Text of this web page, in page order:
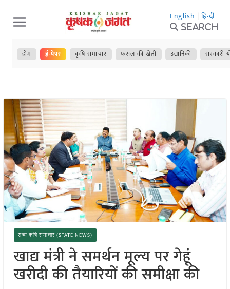
Skip
to
content
English | हिन्दी
Search
होम ई-पेपर कृषि समाचार फसल की खेती उद्यानिकी सरकारी
राज्य कृषि समाचार (STATE NEWS)
खाद्य मंत्री ने समर्थन मूल्य पर गेहूं
खरीदी की तैयारियों की समीक्षा की